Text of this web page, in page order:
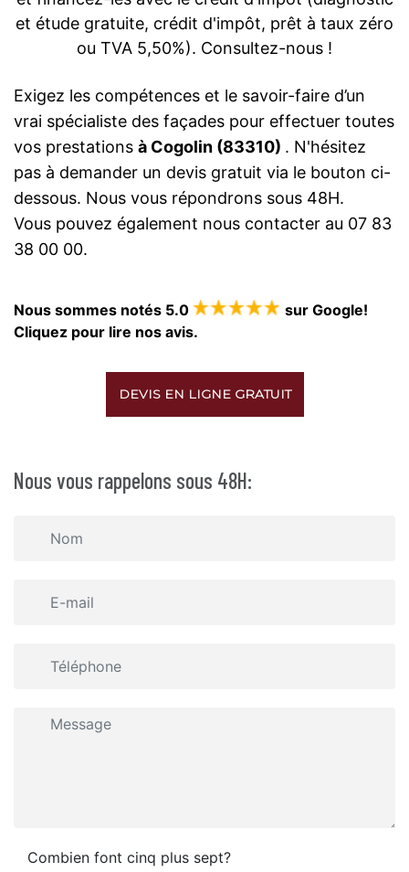
et étude gratuite, crédit d'impôt, prêt à taux zéro
ou TVA 5,50%). Consultez-nous !
Exigez les compétences et le savoir-faire d’un
vrai spécialiste des façades pour effectuer toutes
vos prestations à Cogolin (83310) . N'hésitez
pas à demander un devis gratuit via le bouton ci-
dessous. Nous vous répondrons sous 48H.
Vous pouvez également nous contacter au 07 83
38 00 00.
Nous sommes notés 5.0
sur Google!
Cliquez pour lire nos avis.
DEVIS EN LIGNE GRATUIT
Nous vous rappelons sous 48H:
Combien font cinq plus sept?